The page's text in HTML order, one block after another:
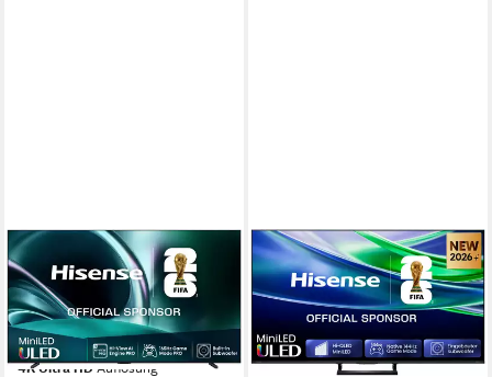
100U7Q QLED Mini LED-
Fernseher
253 cm/100 Zoll Diagonale
ULED Bildschirmtechnologie
4K Ultra HD Auflösung
HISENSE
75E8S Mini-LED-Fernseher
189 cm/75 Zoll Diagonale
ULED MiniLED Bildschirmtechnologie
4K Ultra HD Auflösung
Produktdatenblatt